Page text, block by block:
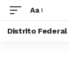
Aa
Distrito Federal